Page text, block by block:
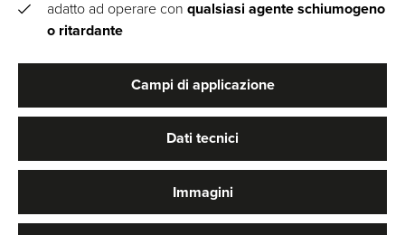
adatto ad operare con qualsiasi agente schiumogeno
o ritardante
Campi di applicazione
Dati tecnici
Immagini